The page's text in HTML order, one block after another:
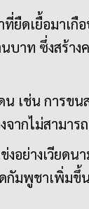
ดเยื้อมาเกื
าท ซึ่งสร้าง
เช่น การขน
จากไม่สามา
อย่างเวียดน
กัมพูชาเพิ่มขึ้